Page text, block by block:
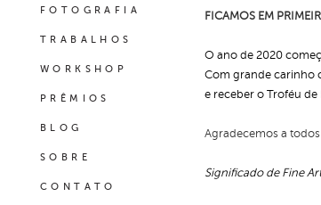
FOTOGRAFIA
TRABALHOS
WORKSHOP
PRÊMIOS
BLOG
SOBRE
CONTATO
FICAMOS EM
O ano de 2020
Com grande carinho
e receber o Troféu
Agradecemos a
Significado de Fine